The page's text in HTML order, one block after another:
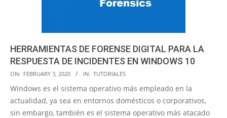
HERRAMIENTAS DE FORENSE DIGITAL PARA LA
RESPUESTA DE INCIDENTES EN WINDOWS 10
2020-
02-
03
ON: FEBRUARY 3, 2020 IN: TUTORIALES
Windows es el sistema operativo más empleado en la
actualidad, ya sea en entornos domésticos o corporativos,
sin embargo, también es el sistema operativo más atacado